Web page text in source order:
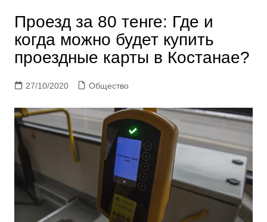
Проезд за 80 тенге: Где и
когда можно будет купить
проездные карты в Костанае?
27/10/2020 Общество